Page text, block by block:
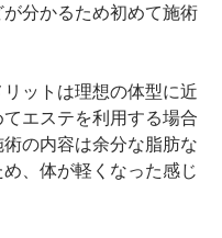
分かるため初めて施術
ットは理想の体型に近
エステを利用する場合
の内容は余分な脂肪な
、体が軽くなった感じ